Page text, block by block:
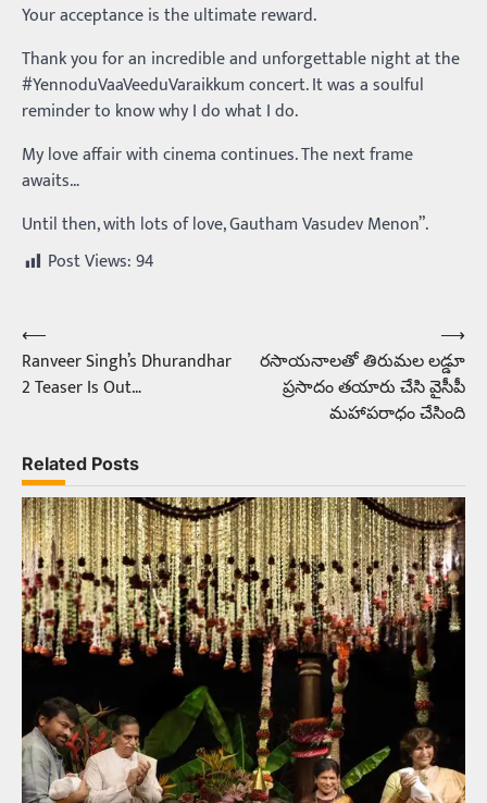
Your acceptance is the ultimate reward.
Thank you for an incredible and unforgettable night at the
#YennoduVaaVeeduVaraikkum concert. It was a soulful
reminder to know why I do what I do.
My love affair with cinema continues. The next frame
awaits…
Until then, with lots of love, Gautham Vasudev Menon”.
Post Views:94
Post
navigation
⟵
Ranveer Singh’s Dhurandhar
2 Teaser Is Out…
రసాయనాలతో తిరుమల లడ్డూ
ప్రసాదం తయారు చేసి వైసీపీ
మహాపరాధం చేసింది
⟶
Related Posts